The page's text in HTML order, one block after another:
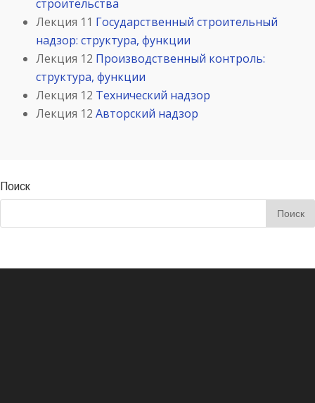
строительства
Лекция 11 Государственный строительный
надзор: структура, функции
Лекция 12 Производственный контроль:
структура, функции
Лекция 12 Технический надзор
Лекция 12 Авторский надзор
Поиск